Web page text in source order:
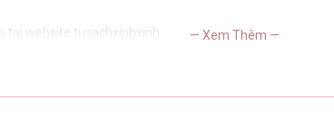
tại website tusachxinhxinh — Xem Thêm —